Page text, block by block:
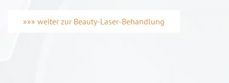
»»» weiter zur Beauty-Laser-Behandlung